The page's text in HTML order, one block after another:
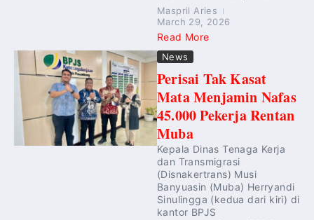
Maspril Aries
March 29, 2026
Read More
News
Perisai Tak Kasat
Mata Menjamin Nafas
45.000 Pekerja Rentan
Muba
Kepala Dinas Tenaga Kerja
dan Transmigrasi
(Disnakertrans) Musi
Banyuasin (Muba) Herryandi
Sinulingga (kedua dari kiri) di
kantor BPJS